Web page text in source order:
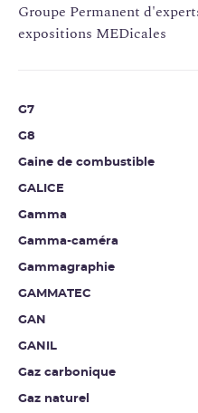
Groupe Permanent
expositions MEDicales
G7
G8
Gaine de combustible
GALICE
Gamma
Gamma-caméra
Gammagraphie
GAMMATEC
GAN
GANIL
Gaz carbonique
Gaz naturel